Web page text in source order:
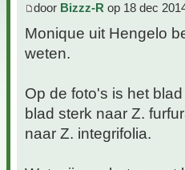
door Bizzz-R op 18 dec
Monique uit Hengelo
weten.
Op de foto's is het
blad sterk naar Z.
naar Z. integrifolia.